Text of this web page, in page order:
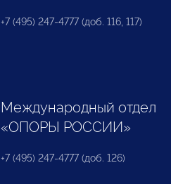
+7 (495) 247-4777 (доб. 116, 117)
Международный отдел
«ОПОРЫ РОССИИ»
+7 (495) 247-4777 (доб. 126)